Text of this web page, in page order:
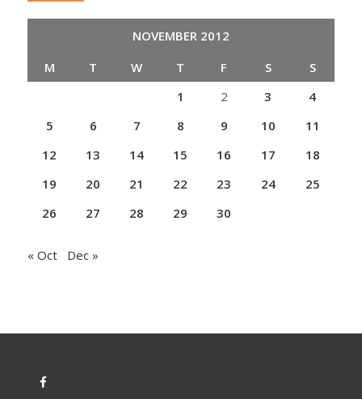
NOVEMBER 2012
M
T W T F S
S
1
2 3
4
5
6 7 8 9 10
11
12
13 14 15 16 17
18
19
20 21 22 23 24
25
26
27 28 29 30
« Oct Dec »